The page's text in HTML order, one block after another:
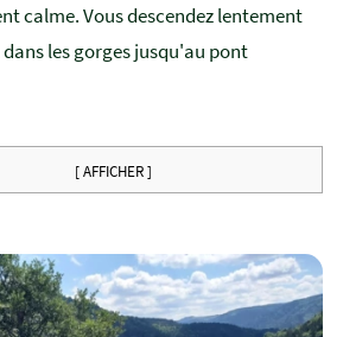
calme. Vous descendez lentement
les gorges jusqu'au pont
[ AFFICHER ]